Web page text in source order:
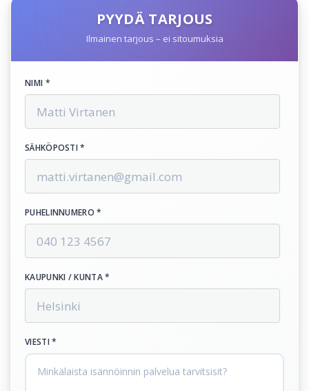
PYYDÄ TARJOUS
Ilmainen tarjous – ei sitoumuksia
NIMI *
SÄHKÖPOSTI *
PUHELINNUMERO *
KAUPUNKI / KUNTA *
VIESTI *